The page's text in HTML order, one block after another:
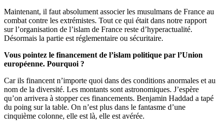
Maintenant, il faut absolument associer les musulmans de France au
combat contre les extrémistes. Tout ce qui était dans notre rapport
sur l’organisation de l’islam de France reste d’hyperactualité.
Désormais la partie est réglementaire ou sécuritaire.
Vous pointez le financement de l’islam politique par l’Union
européenne. Pourquoi ?
Car ils financent n’importe quoi dans des conditions anormales et au
nom de la diversité. Les montants sont astronomiques. J’espère
qu’on arrivera à stopper ces financements. Benjamin Haddad a tapé
du poing sur la table. On n’est plus dans le fantasme d’une
cinquième colonne, elle est là, elle est avérée.